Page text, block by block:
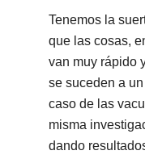
Tenemos la
que las cosas,
van muy rápido
se suceden a
caso de las
misma
dando